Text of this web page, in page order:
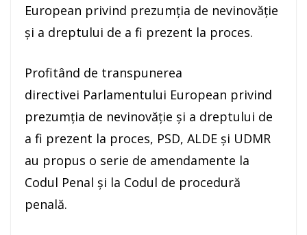
European privind prezumţia de nevinovăţie
şi a dreptului de a fi prezent la proces.
Profitând de transpunerea
directivei Parlamentului European privind
prezumţia de nevinovăţie şi a dreptului de
a fi prezent la proces, PSD, ALDE şi UDMR
au propus o serie de amendamente la
Codul Penal şi la Codul de procedură
penală.